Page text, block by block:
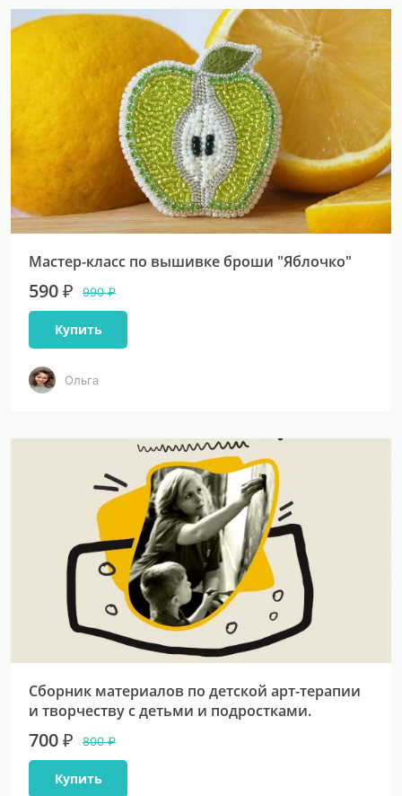
Мастер-класс по вышивке броши "Яблочко"
590 ₽ 990 ₽
Купить
Ольга
Сборник материалов по детской арт-терапии
и творчеству с детьми и подростками.
700 ₽ 800 ₽
Купить